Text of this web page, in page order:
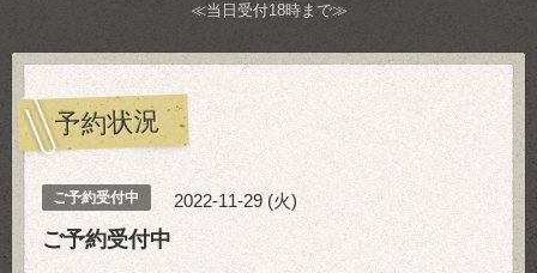
≪当日受付18時まで≫
予約状況
ご予約受付中 2022-11-29 (火)
ご予約受付中